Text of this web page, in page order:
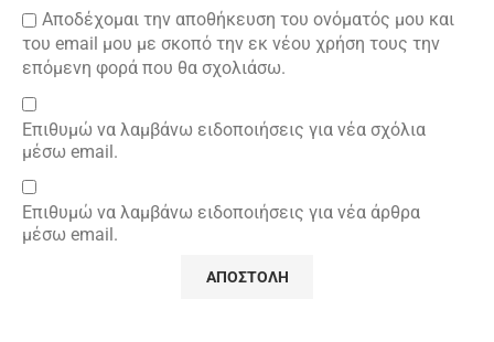
Αποδέχομαι την αποθήκευση του ονόματός μου και
του email μου με σκοπό την εκ νέου χρήση τους την
επόμενη φορά που θα σχολιάσω.
Επιθυμώ να λαμβάνω ειδοποιήσεις για νέα σχόλια
μέσω email.
Επιθυμώ να λαμβάνω ειδοποιήσεις για νέα άρθρα
μέσω email.